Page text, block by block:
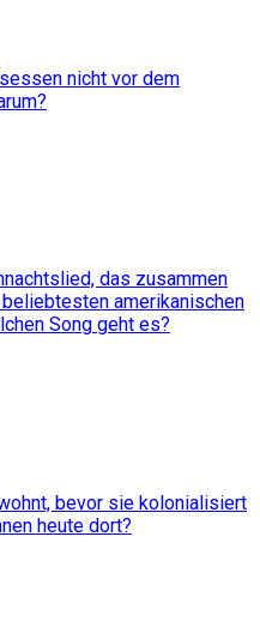
nicht vor dem
das zusammen
amerikanischen
Song geht es?
bevor sie kolonialisiert
heute dort?